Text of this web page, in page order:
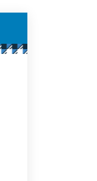
onglet)
onglet)
nouvel onglet)